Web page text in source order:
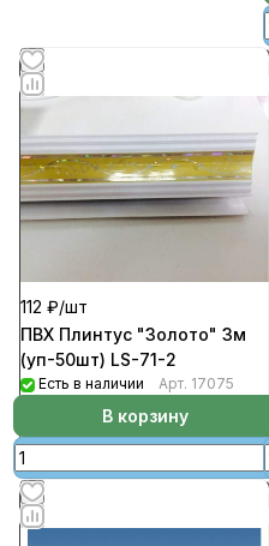
112 ₽/шт
ПВХ Плинтус "Золото" 3м
(уп-50шт) LS-71-2
Есть в наличии Арт. 17075
В корзину